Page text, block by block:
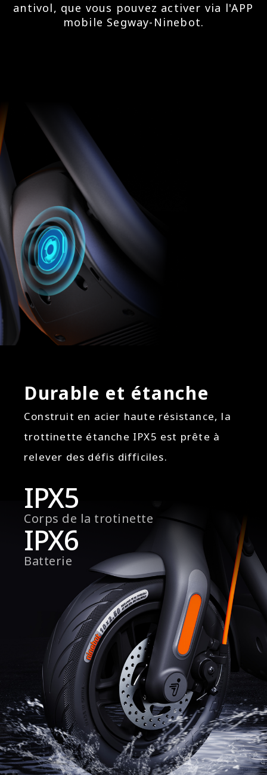
antivol, que vous pouvez activer via l'APP
mobile Segway-Ninebot.
Durable et étanche
Construit en acier haute résistance, la
trottinette étanche IPX5 est prête à
relever des défis difficiles.
IPX5
Corps de la trotinette
IPX6
Batterie